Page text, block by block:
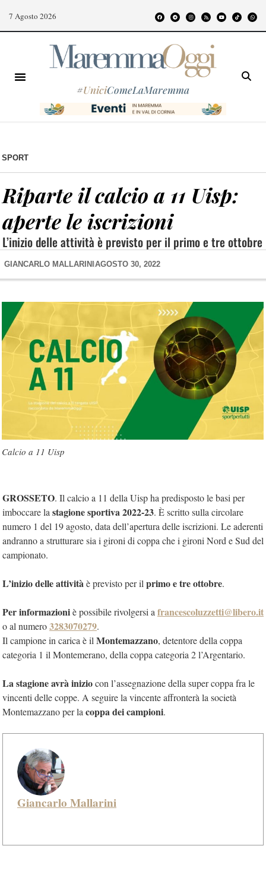
7 Agosto 2026
#UniciComeLaMaremma
SPORT
Riparte il calcio a 11 Uisp:
aperte le iscrizioni
L’inizio delle attività è previsto per il primo e tre ottobre
GIANCARLO MALLARINI AGOSTO 30, 2022
Calcio a 11 Uisp
GROSSETO. Il calcio a 11 della Uisp ha predisposto le basi per
imboccare la stagione sportiva 2022-23. È scritto sulla circolare
numero 1 del 19 agosto, data dell’apertura delle iscrizioni. Le aderenti
andranno a strutturare sia i gironi di coppa che i gironi Nord e Sud del
campionato.
L’inizio delle attivitàè previsto per il primo e tre ottobre.
Per informazioniè possibile rivolgersi a francescoluzzetti@libero.it
o al numero3283070279.
Il campione in carica è il Montemazzano, detentore della coppa
categoria 1 il Montemerano, della coppa categoria 2 l’Argentario.
La stagione avrà iniziocon l’assegnazione della super coppa fra le
vincenti delle coppe. A seguire la vincente affronterà la società
Montemazzano per la coppa dei campioni.
Giancarlo Mallarini